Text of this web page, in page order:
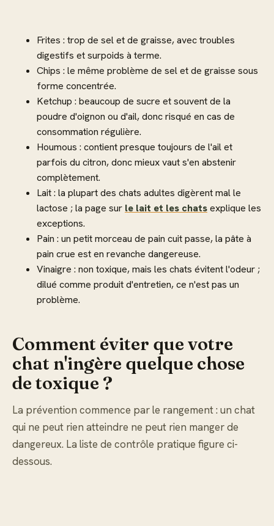
Frites : trop de sel et de graisse, avec troubles
digestifs et surpoids à terme.
Chips : le même problème de sel et de graisse sous
forme concentrée.
Ketchup : beaucoup de sucre et souvent de la
poudre d'oignon ou d'ail, donc risqué en cas de
consommation régulière.
Houmous : contient presque toujours de l'ail et
parfois du citron, donc mieux vaut s'en abstenir
complètement.
Lait : la plupart des chats adultes digèrent mal le
lactose ; la page sur le lait et les chatsexplique les
exceptions.
Pain : un petit morceau de pain cuit passe, la pâte à
pain crue est en revanche dangereuse.
Vinaigre : non toxique, mais les chats évitent l'odeur ;
dilué comme produit d'entretien, ce n'est pas un
problème.
Comment éviter que votre
chat n'ingère quelque chose
de toxique ?
La prévention commence par le rangement : un chat
qui ne peut rien atteindre ne peut rien manger de
dangereux. La liste de contrôle pratique figure ci-
dessous.